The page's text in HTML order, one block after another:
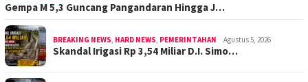
Gempa M 5,3 Guncang Pangandaran Hingga J…
BREAKING NEWS HARD NEWS PEMERINTAHAN Agustus 5, 2026
Skandal Irigasi Rp 3,54 Miliar D.I. Simo…